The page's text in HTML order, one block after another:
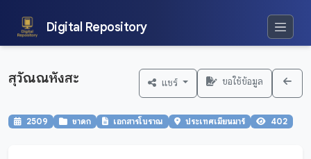
Digital Repository
สุวัณณหังสะ แชร์ ขอใช้ข้อมูล
2509 ชาดก เอกสารโบราณ ประเทศเมียนมาร์ 402